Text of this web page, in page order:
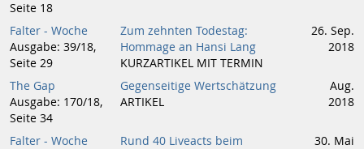
Seite 18
Falter - Woche
Ausgabe: 39/18,
Seite 29
Zum zehnten Todestag:
Hommage an Hansi Lang
KURZARTIKEL MIT TERMIN
26. Sep.
2018
The Gap
Ausgabe: 170/18,
Seite 34
Gegenseitige Wertschätzung
ARTIKEL
Aug.
2018
Falter - Woche
Rund 40 Liveacts beim
30. Mai